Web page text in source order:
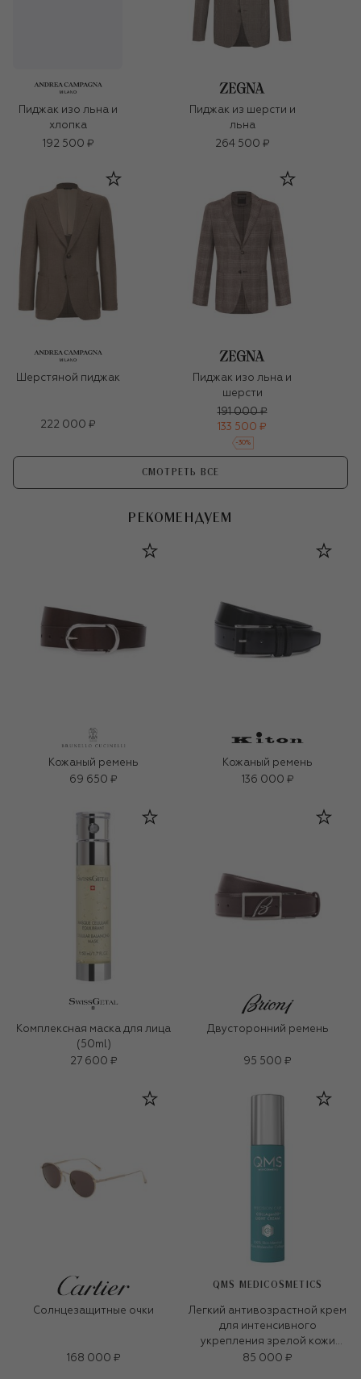
Пиджак изо льна и
хлопка
192 500 ₽
Пиджак из шерсти и
льна
264 500 ₽
Шерстяной пиджак
222 000 ₽
Пиджак изо льна и
шерсти
191 000 ₽
133 500 ₽
-30%
СМОТРЕТЬ ВСЕ
РЕКОМЕНДУЕМ
Кожаный ремень
69 650 ₽
Кожаный ремень
136 000 ₽
Комплексная маска для лица
(50ml)
27 600 ₽
Двусторонний ремень
95 500 ₽
Солнцезащитные очки
168 000 ₽
QMS MEDICOSMETICS
Легкий антивозрастной крем
для интенсивного
укрепления зрелой кожи
«3D-коллаген» (50ml)
85 000 ₽